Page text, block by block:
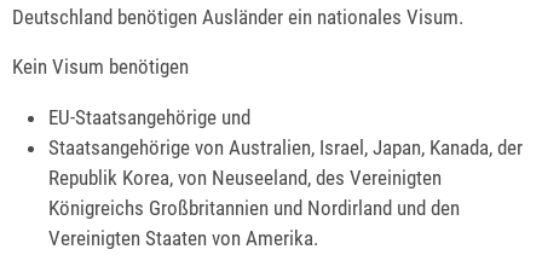
Deutschland benötigen Ausländer ein nationales Visum.
Kein Visum benötigen
EU-Staatsangehörige und
Staatsangehörige von Australien, Israel, Japan, Kanada, der
Republik Korea, von Neuseeland, des Vereinigten
Königreichs Großbritannien und Nordirland und den
Vereinigten Staaten von Amerika.